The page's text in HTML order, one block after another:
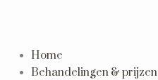
Home
Behandelingen & prijzen